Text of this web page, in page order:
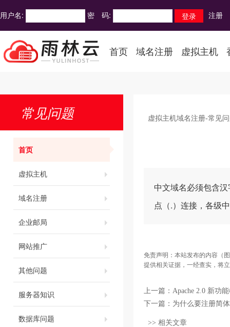
用户名: 密 码: 注册
首页 域名注册 虚拟主机
常见问题
首页
虚拟主机
域名注册
企业邮局
网站推广
其他问题
服务器知识
数据库问题
虚拟主机域名注册-常见
中文域名必须包含
点（.）连接，各级
免责声明：本站发布的内容（
提供相关证据，一经查实，将
上一篇： Apache 2.0 新功
下一篇： 为什么要注册简
>> 相关文章